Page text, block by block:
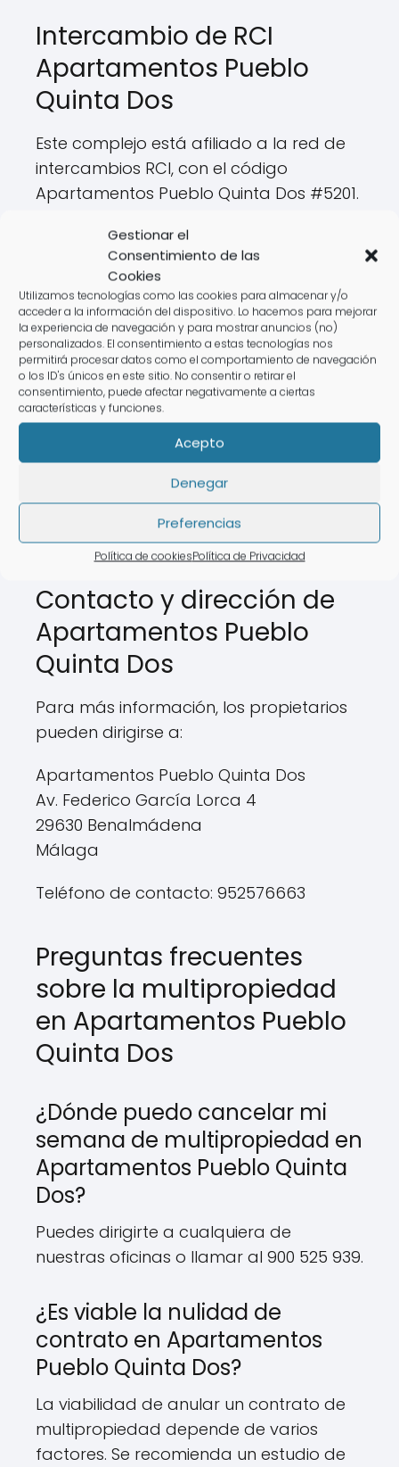
Gestionar el
Consentimiento de las
Cookies
Utilizamos tecnologías como las cookies para almacenar y/o
acceder a la información del dispositivo. Lo hacemos para mejorar
la experiencia de navegación y para mostrar anuncios (no)
personalizados. El consentimiento a estas tecnologías nos
permitirá procesar datos como el comportamiento de navegación
o los ID's únicos en este sitio. No consentir o retirar el
consentimiento, puede afectar negativamente a ciertas
características y funciones.
Acepto
Denegar
Preferencias
Política de cookiesPolítica de Privacidad
Intercambio de RCI
Apartamentos Pueblo
Quinta Dos
Este complejo está afiliado a la red de
intercambios RCI, con el código
Apartamentos Pueblo Quinta Dos #5201.
expresado su frustración con este
sistema, ya que las opciones de
intercambio no se ajustan a sus
necesidades, especialmente cuando
intentan cambiar semanas de invierno
por semanas de verano.
La falta de información clara al
momento de la compra ha dejado a
muchos propietarios decepcionados.
Por lo tanto, es crucial investigar y
entender cómo funciona el sistema de
RCI antes de comprometerse.
Contacto y dirección de
Apartamentos Pueblo
Quinta Dos
Para más información, los propietarios
pueden dirigirse a:
Apartamentos Pueblo Quinta Dos
Av. Federico García Lorca 4
29630 Benalmádena
Málaga
Teléfono de contacto: 952576663
Preguntas frecuentes
sobre la multipropiedad
en Apartamentos Pueblo
Quinta Dos
¿Dónde puedo cancelar mi
semana de multipropiedad en
Apartamentos Pueblo Quinta
Dos?
Puedes dirigirte a cualquiera de
nuestras oficinas o llamar al 900 525 939.
¿Es viable la nulidad de
contrato en Apartamentos
Pueblo Quinta Dos?
La viabilidad de anular un contrato de
multipropiedad depende de varios
factores. Se recomienda un estudio de